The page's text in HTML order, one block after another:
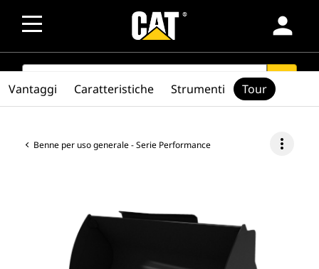
person
SEARCH search
Benne per uso generale - Serie Performance more_vert
Vantaggi Caratteristiche Strumenti Tour